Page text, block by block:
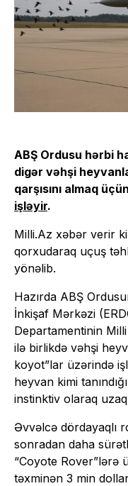
ABŞ Ordusu hərbi
digər vəhşi
qarşısını almaq
işləyir.
Milli.Az xəbər verir
qorxudaraq uçuş
yönəlib.
Hazırda ABŞ
İnkişaf Mərkəzi
Departamentinin
ilə birlikdə vəhşi
koyot”lar üzərində
heyvan kimi
instinktiv olaraq
Əvvəlcə dördayaqlı
sonradan daha
“Coyote Rover”lərə
təxminən 3 min